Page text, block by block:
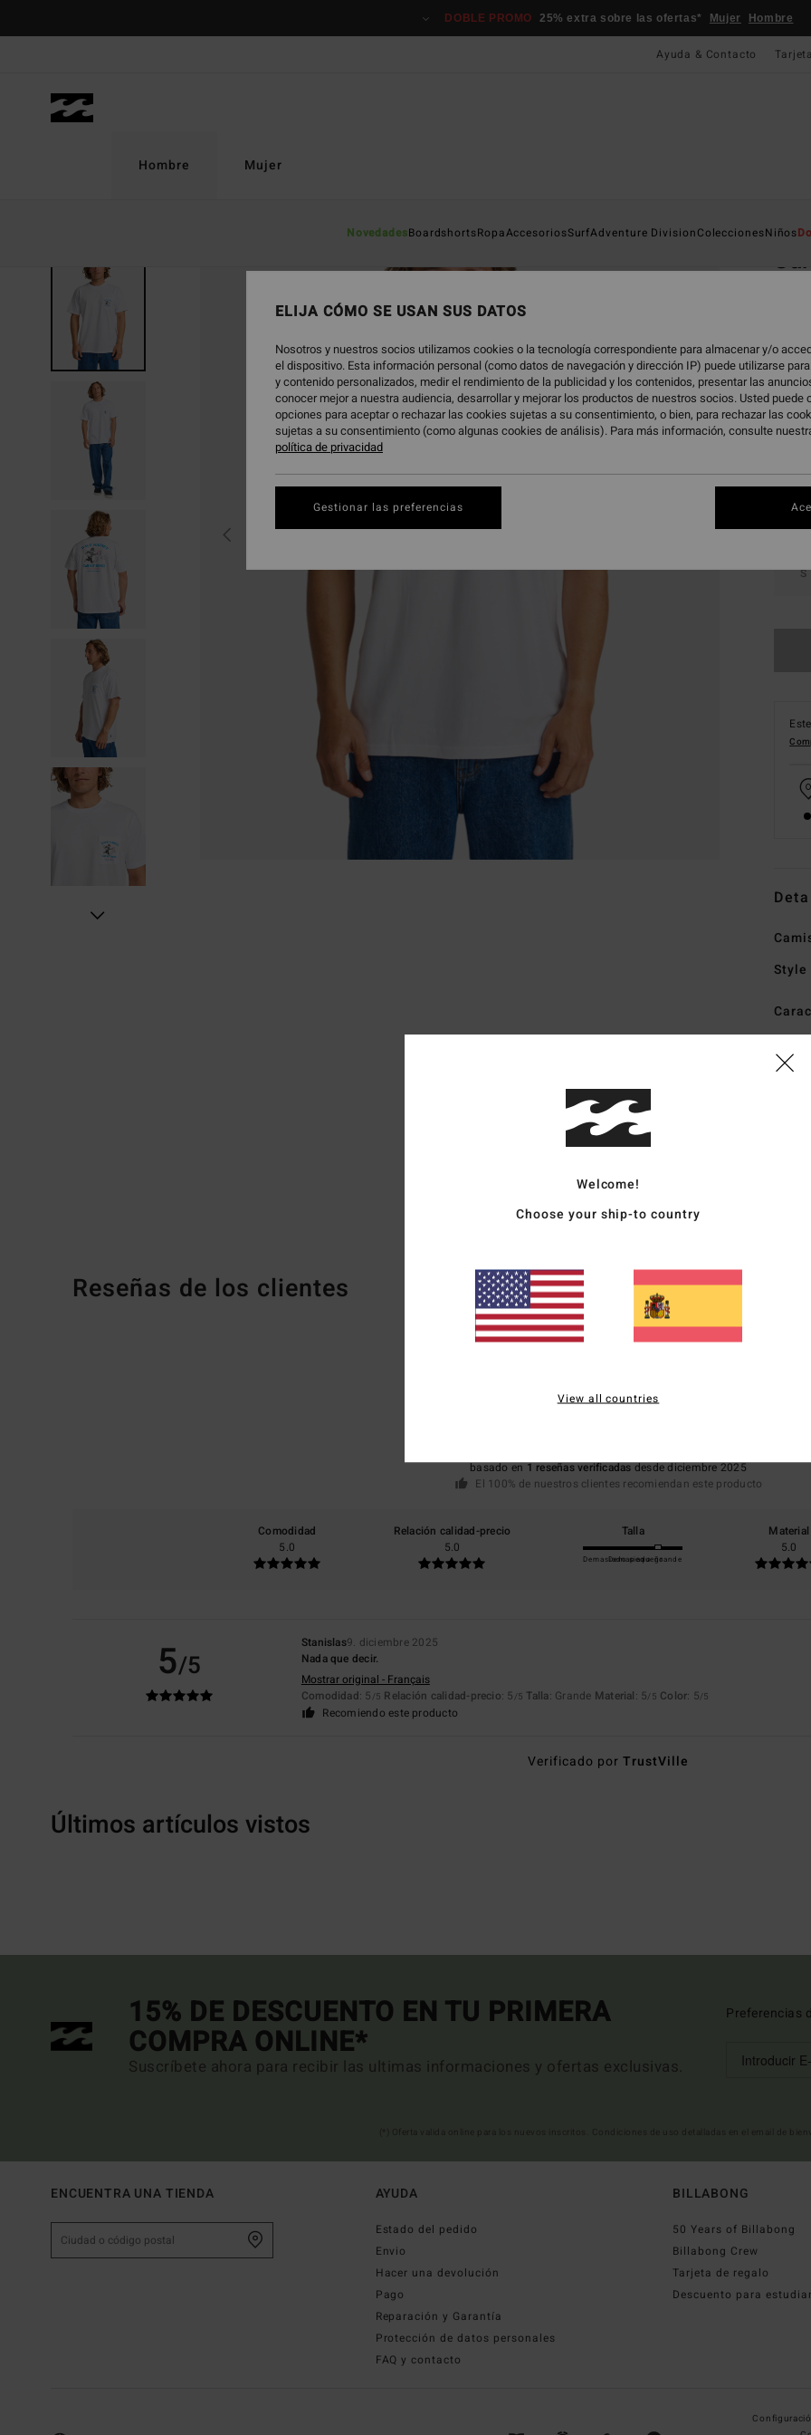
producto
DOBLE PROMO 25% extra sobre las ofertas* Mujer Hombre
Ayuda & Contacto
Hombre
NovedadesBoardshortsRopaAccesoriosSurfAdventure DivisionColeccionesNiños
Mujer
Color
S
Style
Reseñas de los clientes
5.0/5
basado en1 reseñas verificadasdesde diciembre 2025
El 100% de nuestros clientes recomiendan este producto
Comodidad
5.0
Relación calidad-precio
5.0
Talla
Demasiado pequeño
Demasiado grande
Material
5.0
5/5
Stanislas9. diciembre 2025
Nada que decir.
Mostrar original - Français
Comodidad: 5 /5 Relación calidad-precio: 5 /5 Talla: Grande Material: 5/5 Color: 5/5
Recomiendo este producto
Verificado por TrustVille
Últimos artículos vistos
15% DE DESCUENTO EN TU PRIMERA
COMPRA ONLINE*
Suscríbete ahora para recibir las ultimas informaciones y ofertas exclusivas.
Preferencias
ENCUENTRA UNA TIENDA AYUDA
Estado del pedido
Envio
Hacer una devolución
Pago
Reparación y Garantía
Protección de datos personales
FAQ y contacto
BILLABONG
50 Years of Billabong
Billabong Crew
Tarjeta de regalo
Descuento para
Welcome!
Choose your ship-to country
View all countries
ELIJA CÓMO SE USAN SUS DATOS
Nosotros y nuestros socios utilizamos cookies o la tecnología correspondiente para almacenar y/o
el dispositivo. Esta información personal (como datos de navegación y dirección IP) puede utilizarse
y contenido personalizados, medir el rendimiento de la publicidad y los contenidos, presentar las
conocer mejor a nuestra audiencia, desarrollar y mejorar los productos de nuestros socios. Usted puede
opciones para aceptar o rechazar las cookies sujetas a su consentimiento, o bien, para rechazar las
sujetas a su consentimiento (como algunas cookies de análisis). Para más información, consulte
política de privacidad
Gestionar las preferencias